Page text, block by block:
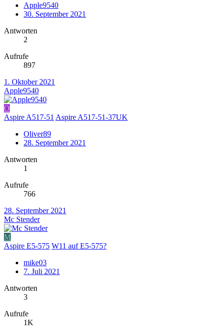
Apple9540
30. September 2021
Antworten
2
Aufrufe
897
1. Oktober 2021
Apple9540
O
Aspire A517-51 Aspire A517-51-37UK
Oliver89
28. September 2021
Antworten
1
Aufrufe
766
28. September 2021
Mc Stender
M
Aspire E5-575 W11 auf E5-575?
mike03
7. Juli 2021
Antworten
3
Aufrufe
1K